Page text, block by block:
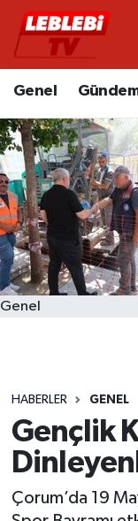
Genel
Genel
HABERLER GENEL
Gençlik
Çorum’da 19
Hava
Trafik
Süper Lig
Tüm
Son Dakika